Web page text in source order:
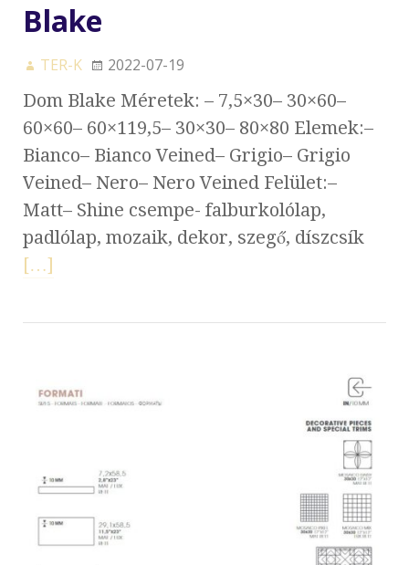
Blake
TER-K 2022-07-19
Dom Blake Méretek: – 7,5×30– 30×60–
60×60– 60×119,5– 30×30– 80×80 Elemek:–
Bianco– Bianco Veined– Grigio– Grigio
Veined– Nero– Nero Veined Felület:–
Matt– Shine csempe- falburkolólap,
padlólap, mozaik, dekor, szegő, díszcsík
[…]